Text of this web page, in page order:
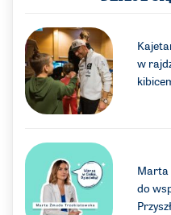
w
Marta
do